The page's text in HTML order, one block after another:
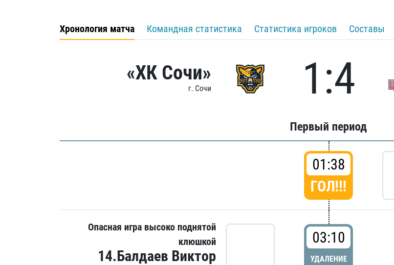
Хронология матча Командная статистика Статистика игроков Составы
«ХК Сочи»
г. Сочи 1:4
Первый период
01:38
ГОЛ!!!
Опасная игра высоко поднятой
клюшкой
14.Балдаев Виктор
03:10
УДАЛЕНИЕ